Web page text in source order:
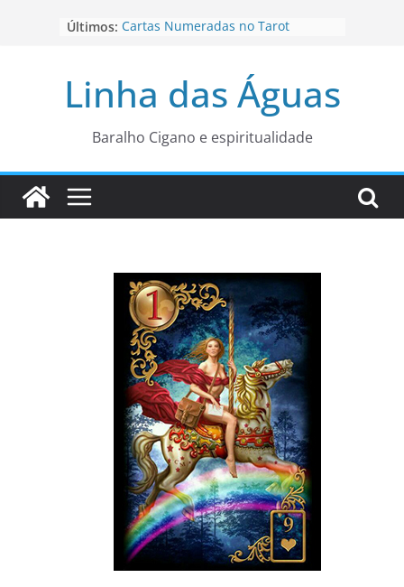
Últimos: Cartas Numeradas no Tarot
para está fase
Os Naipes no Tarot
Cartas da Corte no Tarot
Linha das Águas
Baralho Cigano e espiritualidade